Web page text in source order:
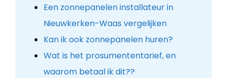
Een zonnepanelen installateur in
Nieuwkerken-Waas vergelijken
Kan ik ook zonnepanelen huren?
Wat is het prosumententarief, en
waarom betaal ik dit??